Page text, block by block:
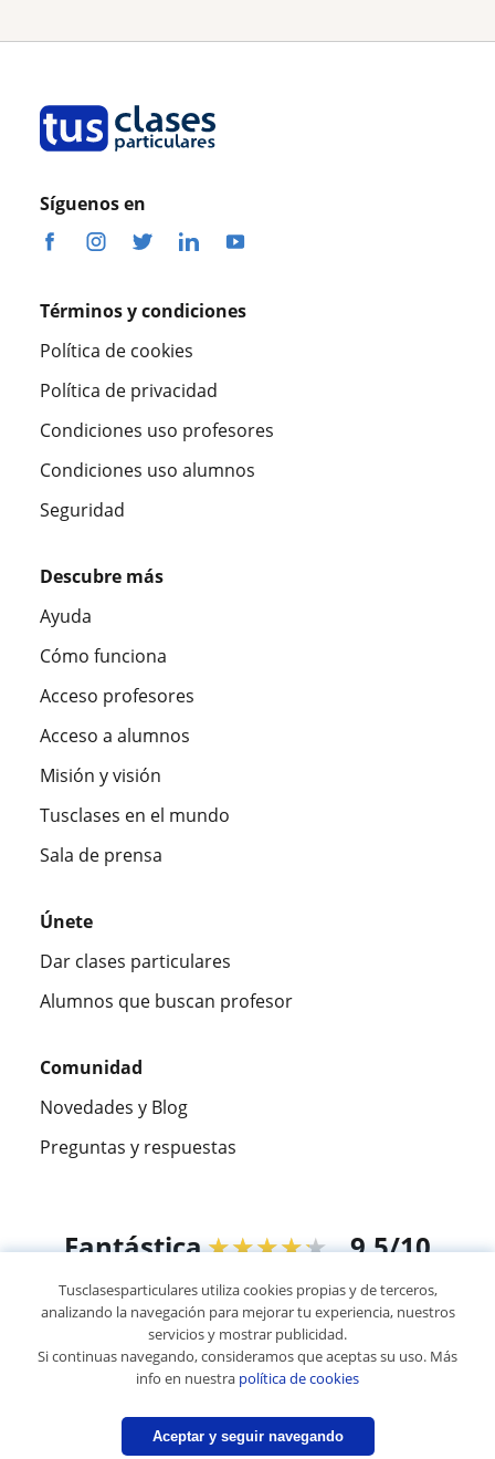
Síguenos en
Términos y condiciones
Política de cookies
Política de privacidad
Condiciones uso profesores
Condiciones uso alumnos
Seguridad
Descubre más
Ayuda
Cómo funciona
Acceso profesores
Acceso a alumnos
Misión y visión
Tusclases en el mundo
Sala de prensa
Únete
Dar clases particulares
Alumnos que buscan profesor
Comunidad
Novedades y Blog
Preguntas y respuestas
Fantástica★★★★★ 9,5/10
305826opiniones de alumnos
© 2007 - 2026 Tusclasesparticulares.com.ec
Mapa web:Profesores particulares
Tusclasesparticulares utiliza cookies propias y de terceros,
analizando la navegación para mejorar tu experiencia, nuestros
servicios y mostrar publicidad.
Si continuas navegando, consideramos que aceptas su uso. Más
info en nuestra política de cookies
Aceptar y seguir navegando